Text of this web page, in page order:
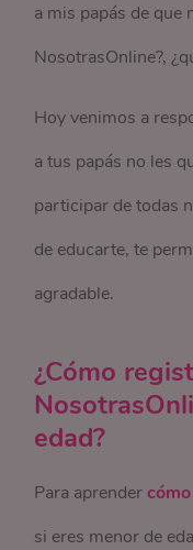
a mis papás de que
NosotrasOnline?,
Hoy venimos a
a tus papás no les
participar de todas
de educarte, te
agradable.
¿Cómo
edad?
Para aprender
si eres menor de